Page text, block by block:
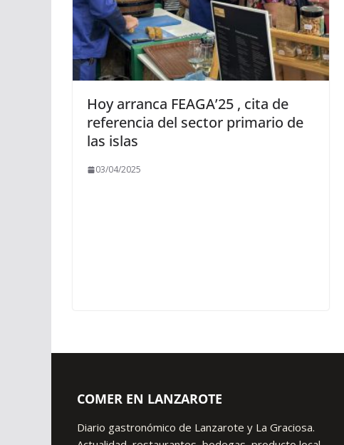
Hoy arranca FEAGA’25 , cita de
referencia del sector primario de
las islas
03/04/2025
COMER EN LANZAROTE
Diario gastronómico de Lanzarote y La Graciosa.